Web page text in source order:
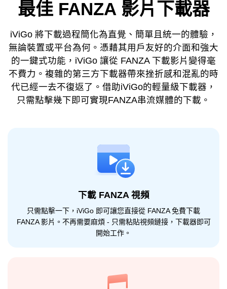
最佳 FANZA 影片下載器
iViGo 將下載過程簡化為直覺、簡單且統一的體驗，
無論裝置或平台為何。憑藉其用戶友好的介面和強大
的一鍵式功能，iViGo 讓從 FANZA 下載影片變得毫
不費力。複雜的第三方下載器帶來挫折感和混亂的時
代已經一去不復返了。借助iViGo的輕量級下載器，
只需點擊幾下即可實現FANZA串流媒體的下載。
下載 FANZA 視頻
只需點擊一下，iViGo 即可讓您直接從 FANZA 免費下載
FANZA 影片。不再需要麻煩 - 只需粘貼視頻鏈接，下載器即可
開始工作。